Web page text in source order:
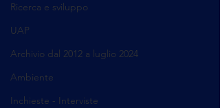
Ricerca e sviluppo
UAP
Archivio dal 2012 a luglio 2024
Ambiente
Inchieste - Interviste